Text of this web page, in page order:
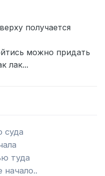
получается
можно придать
лак...
суда
туда
начало..